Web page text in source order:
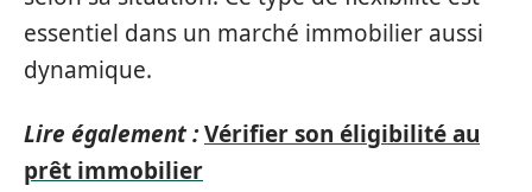
essentiel dans un marché immobilier aussi
dynamique.
Lire également :Vérifier son éligibilité au
prêt immobilier